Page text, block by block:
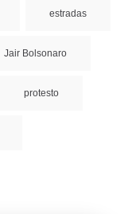
estradas
Jair Bolsonaro
protesto